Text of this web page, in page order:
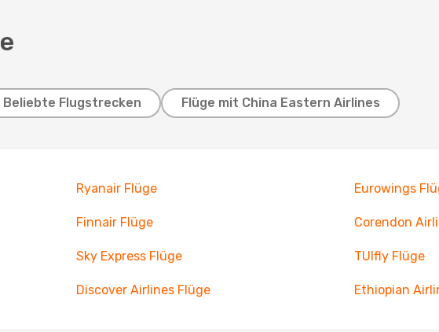
Beliebte Flugstrecken Flüge mit China Eastern Airlines
Ryanair Flüge Eurowings
Finnair Flüge Corendon
Sky Express Flüge TUIfly Flüge
Discover Airlines Flüge Ethiopian